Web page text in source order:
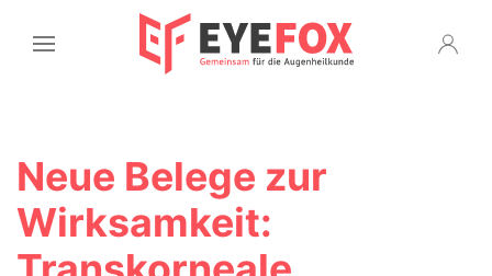
Neue Belege zur
Wirksamkeit: